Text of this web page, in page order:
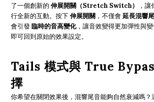
了一個創新的 伸展開關（Stretch Switch）
，
行全新的互動。按下伸展開關 ，不僅會延長混響
會引發 臨時的音高變化，讓音效變得更加彈性與
即可回到原始的效果設定。
Tails 模式與 True
擇
你希望在關閉效果後，混響尾音能夠自然衰減嗎？